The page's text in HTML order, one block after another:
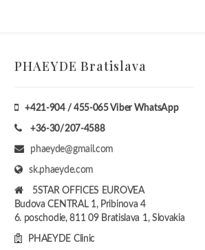
PHAEYDE Bratislava
+421-904 / 455-065 Viber WhatsApp
+36-30/207-4588
phaeyde@gmail.com
sk.phaeyde.com
5STAR OFFICES EUROVEA
Budova CENTRAL 1, Pribinova 4
6. poschodie, 811 09 Bratislava 1, Slovakia
PHAEYDE Clinic